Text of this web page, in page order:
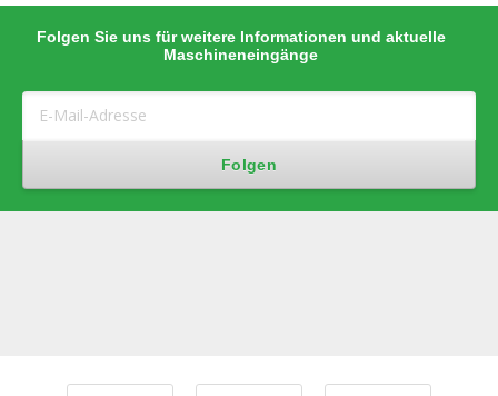
Folgen Sie uns für weitere Informationen und aktuelle
Maschineneingänge